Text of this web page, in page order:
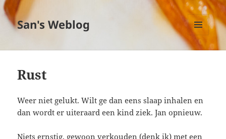
San's Weblog
MENU
EN
Rust
Weer niet gelukt. Wilt ge dan eens slaap inhalen en
dan wordt er uiteraard een kind ziek. Jan opnieuw.
Niets ernstig, gewoon verkouden (denk ik) met een